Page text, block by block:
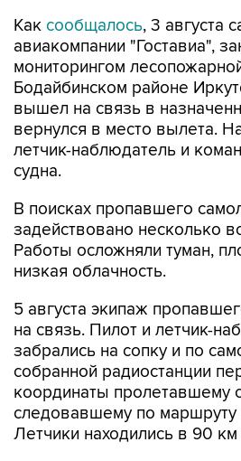
Как сообщалось, 3 августа
авиакомпании "Гоставиа",
мониторингом
Бодайбинском районе
вышел на связь в
вернулся в место вылета.
летчик-наблюдатель и
судна.
В поисках пропавшего
задействовано несколько
Работы осложняли туман,
низкая облачность.
5 августа экипаж
на связь. Пилот и летчик-
забрались на сопку и по
собранной радиостанции
координаты пролетавшему
следовавшему по маршруту
Летчики находились в 90